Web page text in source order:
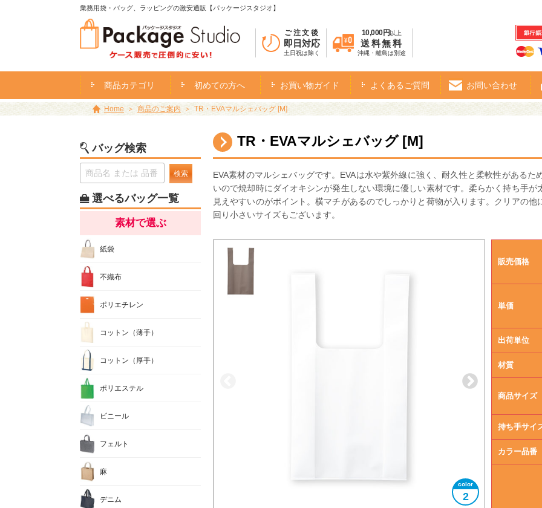
業務用袋・バッグ、ラッピングの激安通販【パッケージスタジオ】
ご注文後
即日対応
土日祝は除く
10,000円 以上
送料無料
沖縄・離島は別途
商品カテゴリ 初めての方へ お買い物ガイド よくあるご質問 お問い合わせ
Home 商品のご案内 TR・EVAマルシェバッグ [M]
TR・EVAマルシェバッグ [M]
EVA素材のマルシェバッグです。EVAは水や紫外線に強く、耐久性と柔軟性がある
いので焼却時にダイオキシンが発生しない環境に優しい素材です。柔らかく持ち手
見えやすいのがポイント。横マチがあるのでしっかりと荷物が入ります。クリアの
回り小さいサイズもございます。
2
販売価格
単価
出荷単位
材質
商品サイズ
持ち手サイ
カラー品番
バッグ検索
検索
選べるバッグ一覧
素材で選ぶ
紙袋
不織布
ポリエチレン
コットン（薄手）
コットン（厚手）
ポリエステル
ビニール
フェルト
麻
デニム